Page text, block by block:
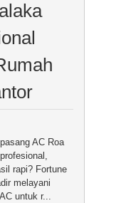
AC Roa
rapi? Fortune
melayani
untuk r...